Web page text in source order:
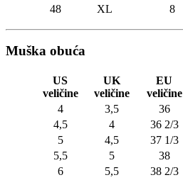
48
XL 8
Muška obuća
US
veličine
UK
veličine
EU
veličine
4
3,5 36
4,5
4 36 2/3
5
4,5 37 1/3
5,5
5 38
6
5,5 38 2/3